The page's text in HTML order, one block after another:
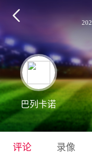

巴列卡诺
评论 录像